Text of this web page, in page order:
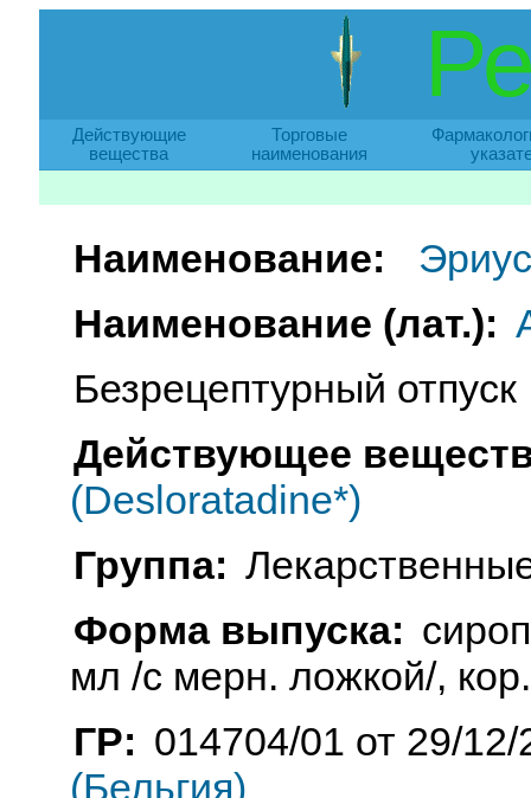
Действующие
вещества
Торговые
наименования
Наименование:
Эриус
Наименование (лат.):
Безрецептурный отпуск
Действующее
(Desloratadine*)
Группа:
Форма выпуска:
мл /с мерн. ложкой/,
ГР: 014704/01 от 29/
(Бельгия)